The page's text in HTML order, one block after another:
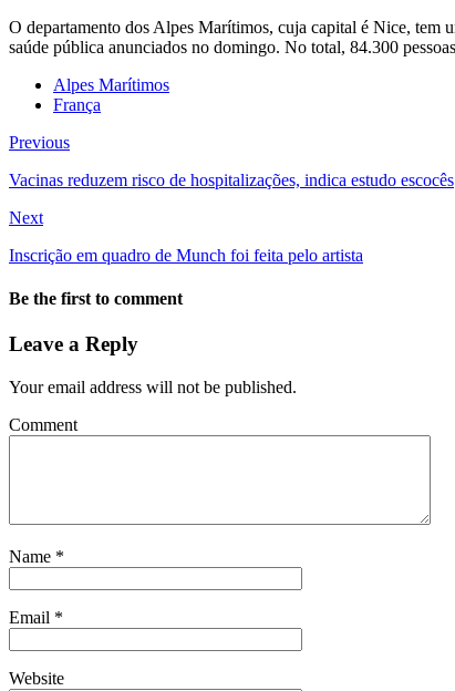
O departamento dos Alpes Marítimos, cuja capital é Nice, tem
saúde pública anunciados no domingo. No total, 84.300
Alpes Marítimos
França
Previous
Vacinas reduzem risco de hospitalizações, indica estudo escocês
Next
Inscrição em quadro de Munch foi feita pelo artista
Be the first to comment
Leave a Reply
Your email address will not be published.
Comment
Name *
Email *
Website